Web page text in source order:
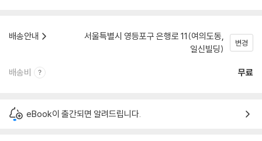
배송안내
서울특별시 영등포구 은행로 11(여의도동,
일신빌딩)
변경
배송비 무료
eBook이 출간되면 알려드립니다.